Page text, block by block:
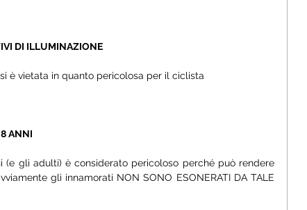
DI ILLUMINAZIONE
è vietata in quanto pericolosa per il ciclista
ANNI
gli adulti) è considerato pericoloso perché può rendere
gli innamorati NON SONO ESONERATI DA TALE